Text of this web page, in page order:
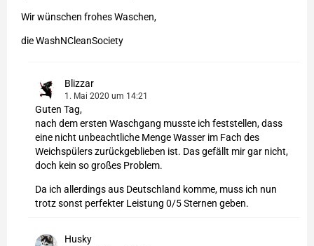
Wir wünschen frohes Waschen,
die WashNCleanSociety
Blizzar
1. Mai 2020 um 14:21
Guten Tag,
nach dem ersten Waschgang musste ich feststellen, dass
eine nicht unbeachtliche Menge Wasser im Fach des
Weichspülers zurückgeblieben ist. Das gefällt mir gar nicht,
doch kein so großes Problem.
Da ich allerdings aus Deutschland komme, muss ich nun
trotz sonst perfekter Leistung 0/5 Sternen geben.
Husky